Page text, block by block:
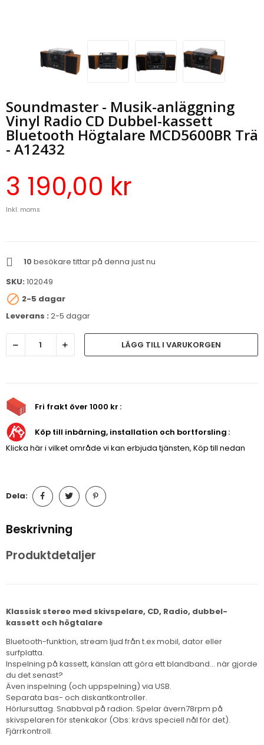
Soundmaster - Musik-anläggning
Vinyl Radio CD Dubbel-kassett
Bluetooth Högtalare MCD5600BR Trä
- A12432
3 190,00 kr
Inkl. moms
10 besökare tittar på denna just nu
SKU: 102049
 2-5 dagar
Leverans : 2-5 dagar
LÄGG TILL I VARUKORGEN
Fri frakt över 1000 kr
Köp till inbärning, installation och bortforsling
Klicka här i vilket område vi kan erbjuda tjänsten, Köp till nedan
Dela:
Beskrivning
Produktdetaljer
Klassisk stereo med skivspelare, CD, Radio, dubbel-
kassett och högtalare
Bluetooth-funktion, stream ljud från t.ex mobil, dator eller
surfplatta.
Inspelning på kassett, känslan att göra ett blandband… när gjorde
du det senast?
Även inspelning (och uppspelning) via USB.
Separata bas- och diskantkontroller.
Hörlursuttag. Snabbval på radion. Spelar ävern78rpm på
skivspelaren för stenkakor (Obs: krävs speciell nål för det).
Fjärrkontroll.